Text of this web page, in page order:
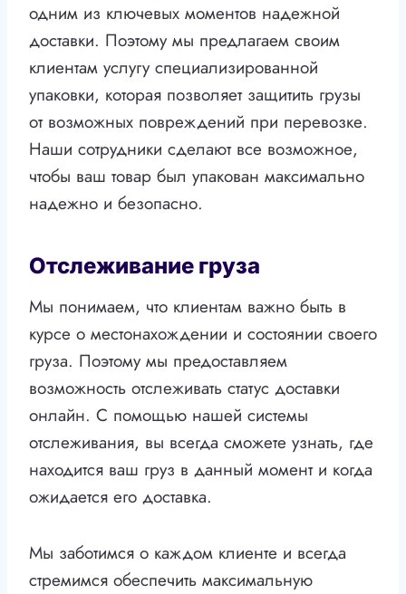
одним из ключевых моментов надежной
доставки. Поэтому мы предлагаем своим
клиентам услугу специализированной
упаковки, которая позволяет защитить грузы
от возможных повреждений при перевозке.
Наши сотрудники сделают все возможное,
чтобы ваш товар был упакован максимально
надежно и безопасно.
Отслеживание груза
Мы понимаем, что клиентам важно быть в
курсе о местонахождении и состоянии своего
груза. Поэтому мы предоставляем
возможность отслеживать статус доставки
онлайн. С помощью нашей системы
отслеживания, вы всегда сможете узнать, где
находится ваш груз в данный момент и когда
ожидается его доставка.
Мы заботимся о каждом клиенте и всегда
стремимся обеспечить максимальную